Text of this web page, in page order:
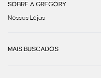
SOBRE A GREGORY
Nossas Lojas
MAIS BUSCADOS